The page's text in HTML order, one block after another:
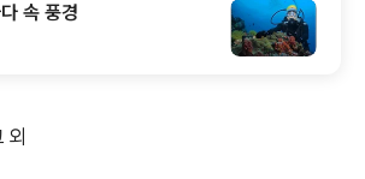
속 풍경
외